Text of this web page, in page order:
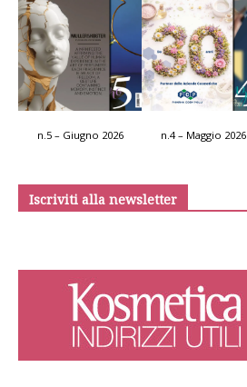
n.5 – Giugno 2026 n.4 – Maggio 2026
Iscriviti alla newsletter